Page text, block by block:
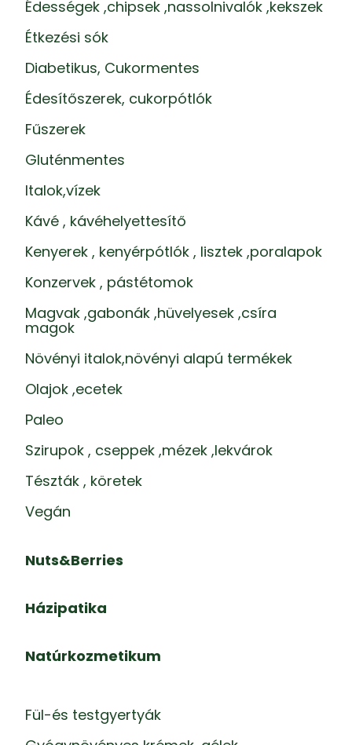
Édességek ,chipsek ,nassolnivalók ,kekszek
Étkezési sók
Diabetikus, Cukormentes
Édesítőszerek, cukorpótlók
Fűszerek
Gluténmentes
Italok,vízek
Kávé , kávéhelyettesítő
Kenyerek , kenyérpótlók , lisztek ,poralapok
Konzervek , pástétomok
Magvak ,gabonák ,hüvelyesek ,csíra
magok
Növényi italok,növényi alapú termékek
Olajok ,ecetek
Paleo
Szirupok , cseppek ,mézek ,lekvárok
Tészták , köretek
Vegán
Nuts&Berries
Házipatika
Natúrkozmetikum
Fül-és testgyertyák